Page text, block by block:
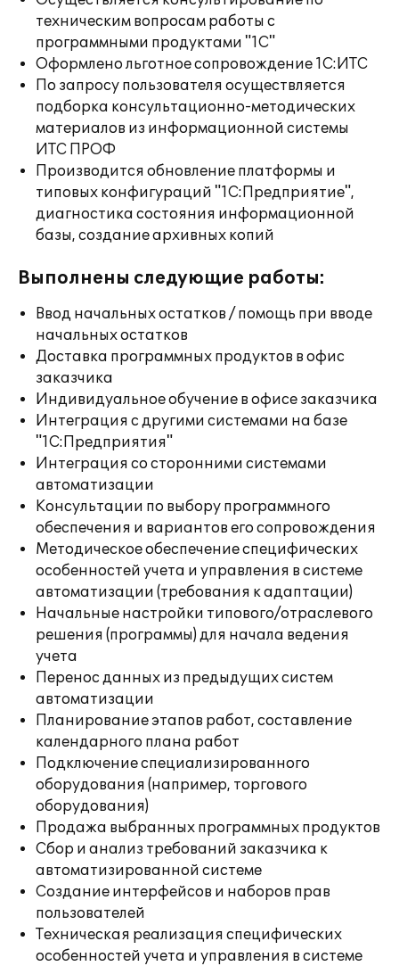
техническим вопросам работы с
программными продуктами "1С"
Оформлено льготное сопровождение 1С:ИТС
По запросу пользователя осуществляется
подборка консультационно-методических
материалов из информационной системы
ИТС ПРОФ
Производится обновление платформы и
типовых конфигураций "1С:Предприятие",
диагностика состояния информационной
базы, создание архивных копий
Выполнены следующие работы:
Ввод начальных остатков / помощь при вводе
начальных остатков
Доставка программных продуктов в офис
заказчика
Индивидуальное обучение в офисе заказчика
Интеграция с другими системами на базе
"1С:Предприятия"
Интеграция со сторонними системами
автоматизации
Консультации по выбору программного
обеспечения и вариантов его сопровождения
Методическое обеспечение специфических
особенностей учета и управления в системе
автоматизации (требования к адаптации)
Начальные настройки типового/отраслевого
решения (программы) для начала ведения
учета
Перенос данных из предыдущих систем
автоматизации
Планирование этапов работ, составление
календарного плана работ
Подключение специализированного
оборудования (например, торгового
оборудования)
Продажа выбранных программных продуктов
Сбор и анализ требований заказчика к
автоматизированной системе
Создание интерфейсов и наборов прав
пользователей
Техническая реализация специфических
особенностей учета и управления в системе